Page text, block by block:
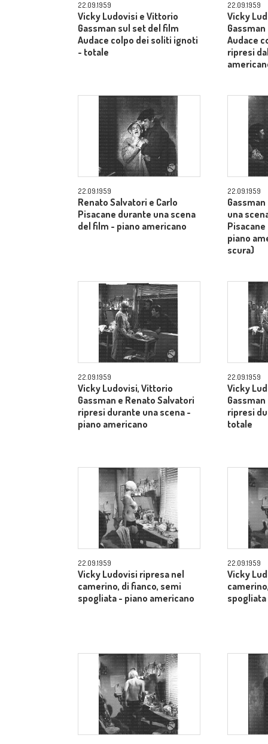
22.09.1959
Vicky Ludovisi e Vittorio
Gassman sul set del film
Audace colpo dei soliti ignoti
- totale
22.09.1959
Vicky
Audace
ripresi
22.09.1959
Renato Salvatori e Carlo
Pisacane durante una scena
del film - piano americano
22.09.1959
una
piano
scura)
22.09.1959
Vicky Ludovisi, Vittorio
Gassman e Renato Salvatori
ripresi durante una scena -
piano americano
22.09.1959
Vicky
ripresi
totale
22.09.1959
Vicky Ludovisi ripresa nel
camerino, di fianco, semi
spogliata - piano americano
22.09.1959
Vicky